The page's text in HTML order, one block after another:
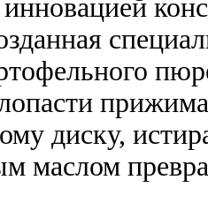
диску,
маслом